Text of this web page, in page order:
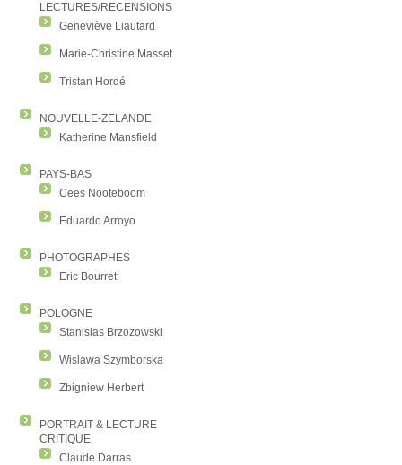
LECTURES/RECENSIONS
Geneviève Liautard
Marie-Christine Masset
Tristan Hordé
NOUVELLE-ZELANDE
Katherine Mansfield
PAYS-BAS
Cees Nooteboom
Eduardo Arroyo
PHOTOGRAPHES
Eric Bourret
POLOGNE
Stanislas Brzozowski
Wislawa Szymborska
Zbigniew Herbert
PORTRAIT & LECTURE
CRITIQUE
Claude Darras